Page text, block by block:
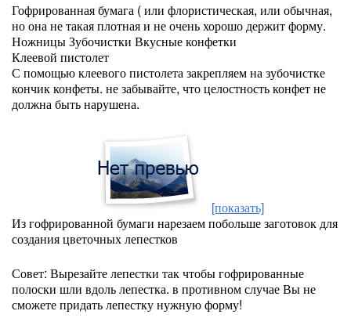
Гофрированная бумага ( или флористическая, или обычная,
но она не такая плотная и не очень хорошо держит форму.
Ножницы Зубочистки Вкусные конфетки
Клеевой пистолет
С помощью клеевого пистолета закрепляем на зубочистке
кончик конфеты. не забывайте, что целостность конфет не
должна быть нарушена.
[показать]
Из гофрированной бумаги нарезаем побольше заготовок для
создания цветочных лепестков
Совет: Вырезайте лепестки так чтобы гофрированные
полоски шли вдоль лепестка. в противном случае Вы не
сможете придать лепестку нужную форму!